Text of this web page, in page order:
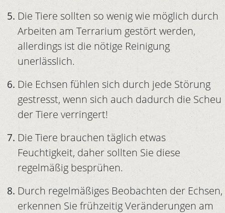
Die Tiere sollten so wenig wie möglich durch
Arbeiten am Terrarium gestört werden,
allerdings ist die nötige Reinigung
unerlässlich.
Die Echsen fühlen sich durch jede Störung
gestresst, wenn sich auch dadurch die Scheu
der Tiere verringert!
Die Tiere brauchen täglich etwas
Feuchtigkeit, daher sollten Sie diese
regelmäßig besprühen.
Durch regelmäßiges Beobachten der Echsen,
erkennen Sie frühzeitig Veränderungen am